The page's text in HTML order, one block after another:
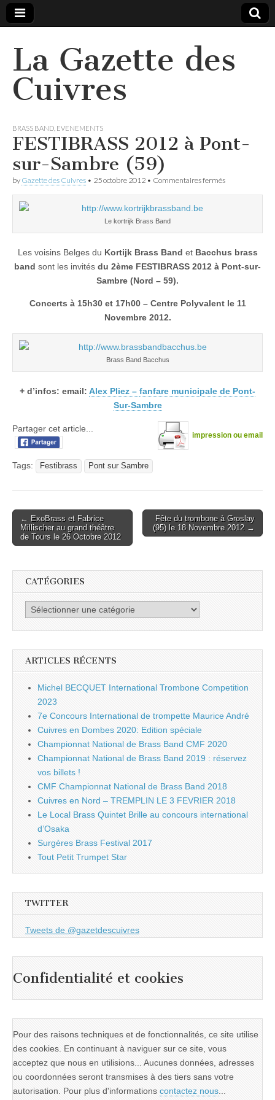
La Gazette des
Cuivres
BRASS BAND EVENEMENTS
FESTIBRASS 2012 à Pont-
sur-Sambre (59)
by Gazette des Cuivres • 25 octobre 2012 • Commentaires ferméssur
(59)
Le kortrijk Brass Band
Les voisins Belges du Kortijk Brass Band et Bacchus brass
band sont les invités du 2ème FESTIBRASS 2012 à Pont-sur-
Sambre (Nord – 59).
Concerts à 15h30 et 17h00 – Centre Polyvalent le 11
Novembre 2012.
Brass Band Bacchus
+ d’infos: email: Alex Pliez – fanfare municipale de Pont-
Sur-Sambre
impression ou email
Partager cet article...
Tags: Festibrass Pont sur Sambre
Post
navigation
← ExoBrass et Fabrice
Millischer au grand théâtre
de Tours le 26 Octobre 2012
Fête du trombone à Groslay
(95) le 18 Novembre 2012 →
CATÉGORIES
Catégories
ARTICLES RÉCENTS
Michel BECQUET International Trombone Competition
2023
7e Concours International de trompette Maurice André
Cuivres en Dombes 2020: Edition spéciale
Championnat National de Brass Band CMF 2020
Championnat National de Brass Band 2019 : réservez
vos billets !
CMF Championnat National de Brass Band 2018
Cuivres en Nord – TREMPLIN LE 3 FEVRIER 2018
Le Local Brass Quintet Brille au concours international
d’Osaka
Surgères Brass Festival 2017
Tout Petit Trumpet Star
TWITTER
Tweets de @gazetdescuivres
Confidentialité et cookies
Pour des raisons techniques et de fonctionnalités, ce site utilise
des cookies. En continuant à naviguer sur ce site, vous
acceptez que nous en utilisions... Aucunes données, adresses
ou coordonnées seront transmises à des tiers sans votre
autorisation. Pour plus d'informations contactez nous...